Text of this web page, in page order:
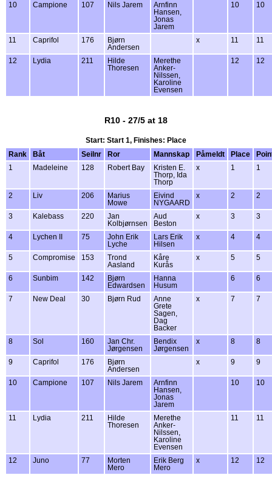
10 Campione 107 Nils Jarem
Arnfinn
Hansen,
Jonas
Jarem
10 10
11 Caprifol 176
Bjørn
Andersen
x 11 11
12 Lydia 211
Hilde
Thoresen
Merethe
Anker-
Nilssen,
Karoline
Evensen
12 12
R10 - 27/5 at 18
Start: Start 1, Finishes: Place
Rank
Båt Seilnr Ror Mannskap Påmeldt Place
1
Madeleine 128 Robert Bay
Kristen E.
Thorp, Ida
Thorp
x 1 1
2 Liv 206
Marius
Mowe
Eivind
NYGAARD
x 2 2
3 Kalebass 220
Jan
Kolbjørnsen
Aud
Beston
x 3 3
4 Lychen II 75
John Erik
Lyche
Lars Erik
Hilsen
x 4 4
5 Compromise 153
Trond
Aasland
Kåre
Kurås
x 5 5
6 Sunbim 142
Bjørn
Edwardsen
Hanna
Husum
6 6
7 New Deal 30 Bjørn Rud
Anne
Grete
Sagen,
Dag
Backer
x 7 7
8 Sol 160
Jan Chr.
Jørgensen
Bendix
Jørgensen
x 8 8
9 Caprifol 176
Bjørn
Andersen
x 9 9
10 Campione 107 Nils Jarem
Arnfinn
Hansen,
Jonas
Jarem
10 10
11 Lydia 211
Hilde
Thoresen
Merethe
Anker-
Nilssen,
Karoline
Evensen
11 11
12 Juno 77
Morten
Mero
Erik Berg
Mero
x 12 12